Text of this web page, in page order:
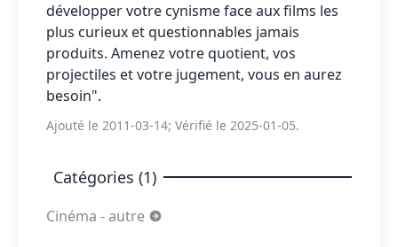
développer votre cynisme face aux films les
plus curieux et questionnables jamais
produits. Amenez votre quotient, vos
projectiles et votre jugement, vous en aurez
besoin".
Ajouté le 2011-03-14; Vérifié le 2025-01-05.
Catégories (1)
Cinéma - autre